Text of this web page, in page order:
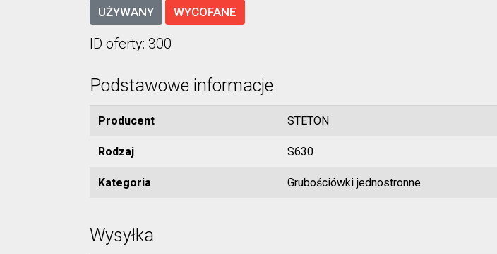
UŻYWANY WYCOFANE
ID oferty: 300
Podstawowe informacje
Producent STETON
Rodzaj S630
Kategoria Grubościówki jednostronne
Wysyłka